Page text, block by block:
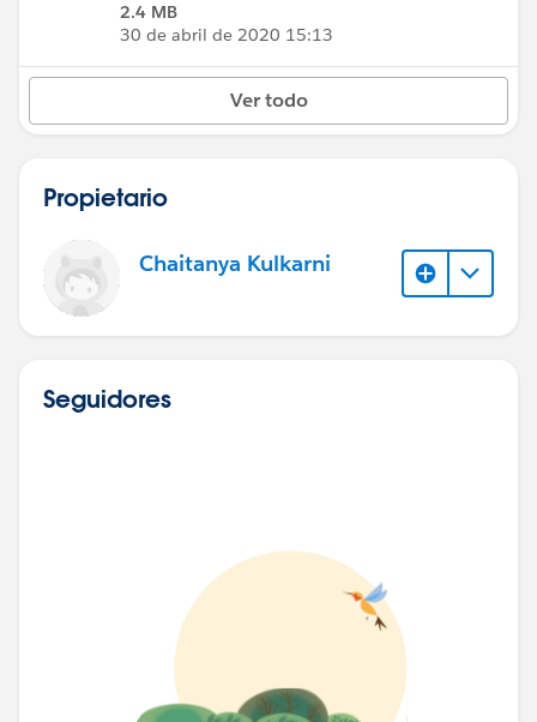
2.4 MB
30 de abril de 2020 15:13
Ver todo
Propietario
Chaitanya Kulkarni
Seguidores